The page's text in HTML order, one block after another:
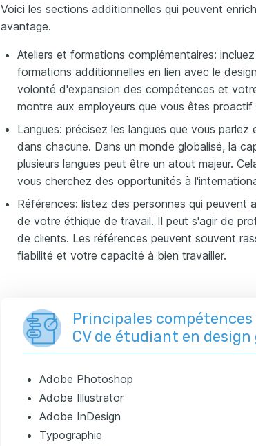
Voici les sections additionnelles qui peuvent
avantage.
Ateliers et formations complémentaires:
formations additionnelles en lien avec le
volonté d'expansion des compétences et
montre aux employeurs que vous êtes
Langues: précisez les langues que vous
dans chacune. Dans un monde globalisé, la
plusieurs langues peut être un atout majeur.
vous cherchez des opportunités à
Références: listez des personnes qui
de votre éthique de travail. Il peut s'agir de
de clients. Les références peuvent souvent
fiabilité et votre capacité à bien travailler.
Principales
CV de étudiant en
Adobe Photoshop
Adobe Illustrator
Adobe InDesign
Typographie